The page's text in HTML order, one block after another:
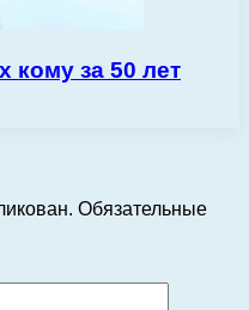
кому за 50 лет
Обязательные